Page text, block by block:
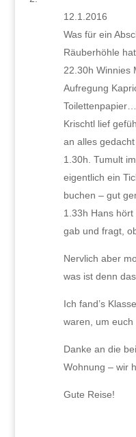
12.1.2016
Was für ein
Räuberhöhle
22.30h Winnies
Aufregung
Toilettenpapier….
Krischtl lief
an alles gedacht
1.30h. Tumult
eigentlich ein
buchen – gut
1.33h Hans
gab und fragt,
Nervlich aber
was ist denn
Ich fand’s
waren, um
Danke an die
Wohnung – wir
Gute Reise!